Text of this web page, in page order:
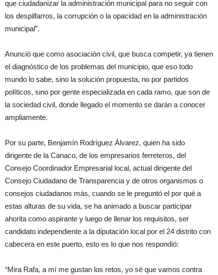
que ciudadanizar la administración municipal para no seguir con
los despilfarros, la corrupción o la opacidad en la administración
municipal”.
Anunció que como asociación civil, que busca competir, ya tienen
el diagnóstico de los problemas del municipio, que eso todo
mundo lo sabe, sino la solución propuesta, no por partidos
políticos, sino por gente especializada en cada ramo, que son de
la sociedad civil, donde llegado el momento se darán a conocer
ampliamente.
Por su parte, Benjamín Rodríguez Álvarez, quien ha sido
dirigente de la Canaco, de los empresarios ferreteros, del
Consejo Coordinador Empresarial local, actual dirigente del
Consejo Ciudadano de Transparencia y de otros organismos o
consejos ciudadanos más, cuando se le preguntó el por qué a
estas alturas de su vida, se ha animado a buscar participar
ahorita como aspirante y luego de llenar los requisitos, ser
candidato independiente a la diputación local por el 24 distrito con
cabecera en este puerto, esto es lo que nos respondió:
“Mira Rafa, a mí me gustan los retos, yo sé que vamos contra